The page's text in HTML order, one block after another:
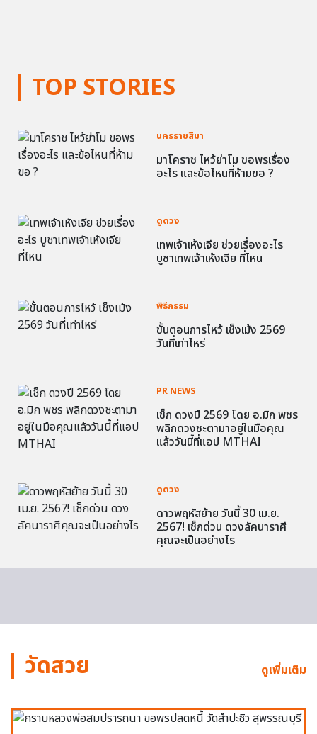
TOP STORIES
นครราชสีมา
มาโคราช ไหว้ย่าโม ขอพรเรื่อง
อะไร และข้อไหนที่ห้ามขอ ?
ดูดวง
เทพเจ้าเห้งเจีย ช่วยเรื่องอะไร
บูชาเทพเจ้าเห้งเจีย ที่ไหน
พิธีกรรม
ขั้นตอนการไหว้ เช็งเม้ง 2569
วันที่เท่าไหร่
PR NEWS
เช็ก ดวงปี 2569 โดย อ.มิก พชร
พลิกดวงชะตามาอยู่ในมือคุณ
แล้ววันนี้ที่แอป MTHAI
ดูดวง
ดาวพฤหัสย้าย วันนี้ 30 เม.ย.
2567! เช็กด่วน ดวงลัคนาราศี
คุณจะเป็นอย่างไร
วัดสวย ดูเพิ่มเติม